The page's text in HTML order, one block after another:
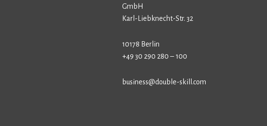
GmbH
Karl-Liebknecht-Str. 32
10178 Berlin
+49 30 290 280 – 100
business@double-skill.com